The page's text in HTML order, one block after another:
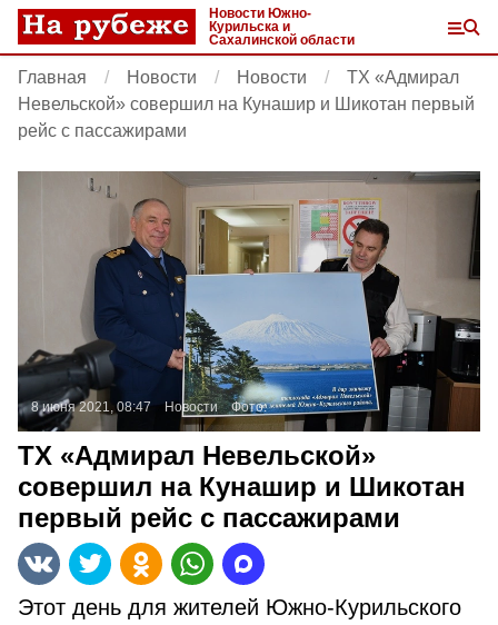
Новости Южно-
Курильска и
Сахалинской области
Главная Новости Новости
ТХ «Адмирал
Невельской» совершил на Кунашир и Шикотан первый
рейс с пассажирами
8 июня 2021, 08:47 Новости Фото:
ТХ «Адмирал Невельской»
совершил на Кунашир и Шикотан
первый рейс с пассажирами
Этот день для жителей Южно-Курильского